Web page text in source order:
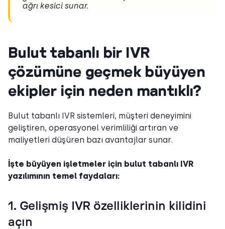
ağrı kesici sunar.
Bulut tabanlı bir IVR
çözümüne geçmek büyüyen
ekipler için neden mantıklı?
Bulut tabanlı IVR sistemleri, müşteri deneyimini
geliştiren, operasyonel verimliliği artıran ve
maliyetleri düşüren bazı avantajlar sunar.
İşte büyüyen işletmeler için bulut tabanlı IVR
yazılımının temel faydaları:
1. Gelişmiş IVR özelliklerinin kilidini
açın